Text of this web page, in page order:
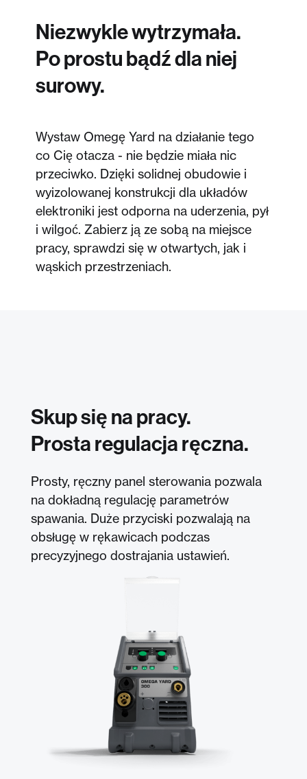
Niezwykle wytrzymała.
Po prostu bądź dla niej
surowy.
Wystaw Omegę Yard na działanie tego
co Cię otacza - nie będzie miała nic
przeciwko. Dzięki solidnej obudowie i
wyizolowanej konstrukcji dla układów
elektroniki jest odporna na uderzenia, pył
i wilgoć. Zabierz ją ze sobą na miejsce
pracy, sprawdzi się w otwartych, jak i
wąskich przestrzeniach.
Skup się na pracy.
Prosta regulacja ręczna.
Prosty, ręczny panel sterowania pozwala
na dokładną regulację parametrów
spawania. Duże przyciski pozwalają na
obsługę w rękawicach podczas
precyzyjnego dostrajania ustawień.